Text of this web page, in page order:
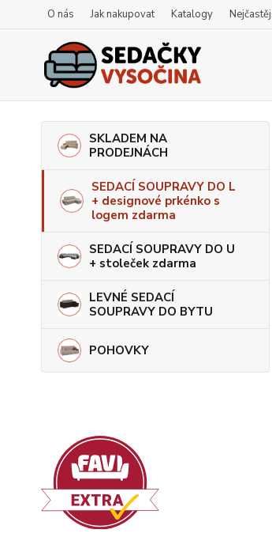
O nás Jak nakupovat Katalogy
SKLADEM NA
PRODEJNÁCH
SEDACÍ SOUPRAVY DO L
+ designové prkénko s
logem zdarma
SEDACÍ SOUPRAVY DO U
+ stoleček zdarma
LEVNÉ SEDACÍ
SOUPRAVY DO BYTU
POHOVKY